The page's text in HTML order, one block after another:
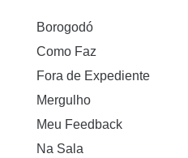
Borogodó
Como Faz
Fora de Expediente
Mergulho
Meu Feedback
Na Sala